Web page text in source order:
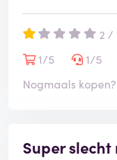
2 /
1/5
1/5
Nogmaals kopen?
Super